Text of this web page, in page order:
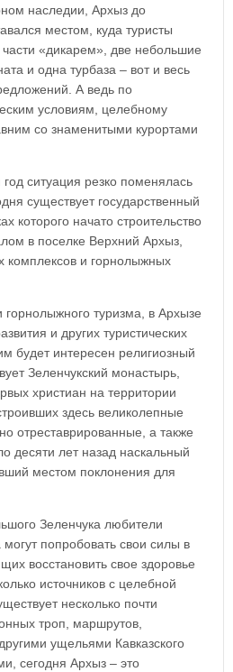
наследии, Архыз до
местом, куда туристы
«дикарем», две небольшие
и одна турбаза – вот и весь
А ведь по
условиям, целебному
со знаменитыми курортами
ситуация резко поменялась
существует государственный
которого начато строительство
в поселке Верхний Архыз,
комплексов и горнолыжных
горнолыжного туризма, в Архызе
и других туристических
будет интересен религиозный
Зеленчукский монастырь,
христиан на территории
здесь великолепные
отреставрированные, а также
десяти лет назад наскальный
местом поклонения для
Зеленчука любители
попробовать свои силы в
восстановить свое здоровье
источников с целебной
несколько почти
троп, маршрутов,
ущельями Кавказского
сегодня Архыз – это